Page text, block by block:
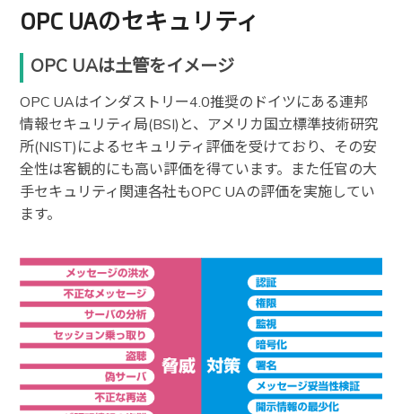
OPC UAのセキュリティ
OPC UAは土管をイメージ
OPC UAはインダストリー4.0推奨のドイツにある連邦
情報セキュリティ局(BSI)と、アメリカ国立標準技術研究
所(NIST)によるセキュリティ評価を受けており、その安
全性は客観的にも高い評価を得ています。また任官の大
手セキュリティ関連各社もOPC UAの評価を実施してい
ます。